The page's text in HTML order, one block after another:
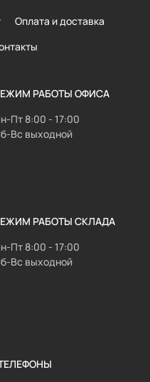
Оплата и доставка
РАБОТЫ ОФИСА
Пт 8:00 - 17:00
Вс выходной
РАБОТЫ СКЛАДА
Пт 8:00 - 17:00
Вс выходной